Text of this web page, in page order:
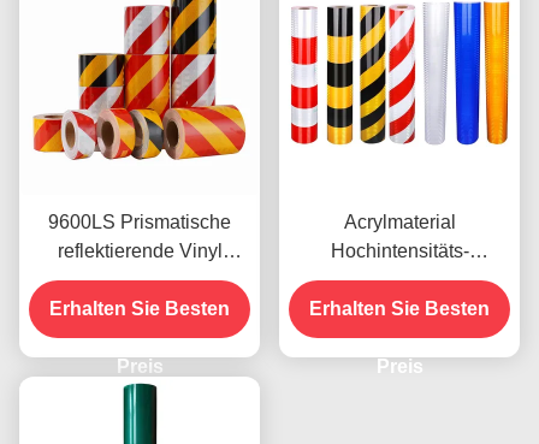
9600LS Prismatische
reflektierende Vinyl
Rollen Film hohe
Intensität
Erhalten Sie Besten
Preis
Acrylmaterial
Hochintensitäts-
Reflexionsfilm 9300s für
Aufkleber für Fahrzeuge
Erhalten Sie Besten
Preis